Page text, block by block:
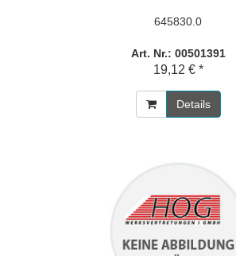
645830.0
Art. Nr.: 00501391
19,12 € *
Details